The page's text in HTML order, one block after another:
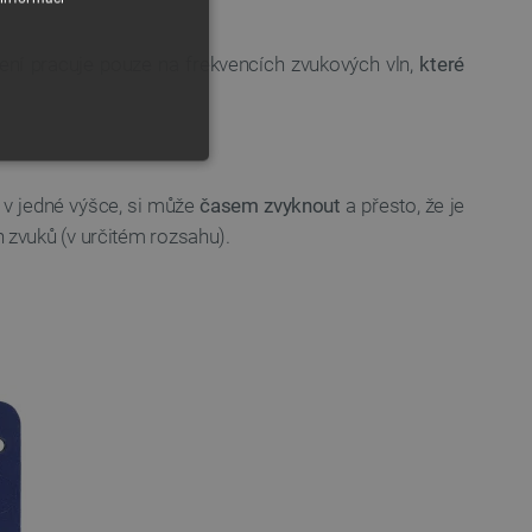
pracuje pouze na frekvencích zvukových vln, které
jedné výšce, si může časem zvyknout a přesto, že je
zvuků (v určitém rozsahu).
která mají přístup k